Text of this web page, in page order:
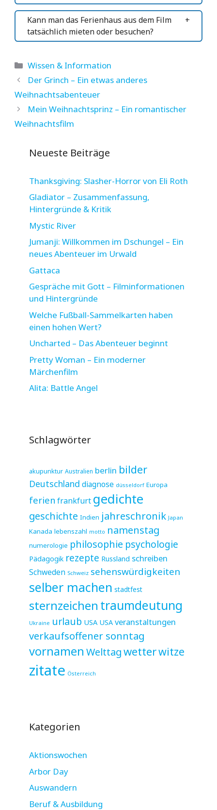
Kann man das Ferienhaus aus dem Film
tatsächlich mieten oder besuchen?
Kategorien
Wissen & Information
Der Grinch – Ein etwas anderes
Weihnachtsabenteuer
Mein Weihnachtsprinz – Ein romantischer
Weihnachtsfilm
Neueste Beiträge
Thanksgiving: Slasher-Horror von Eli Roth
Gladiator – Zusammenfassung,
Hintergründe & Kritik
Mystic River
Jumanji: Willkommen im Dschungel – Ein
neues Abenteuer im Urwald
Gattaca
Gespräche mit Gott – Filminformationen
und Hintergründe
Welche Fußball-Sammelkarten haben
einen hohen Wert?
Uncharted – Das Abenteuer beginnt
Pretty Woman – Ein moderner
Märchenfilm
Alita: Battle Angel
Schlagwörter
akupunktur Australien berlin bilder
Deutschland diagnose düsseldorf Europa
ferien frankfurt gedichte
geschichte Indien jahreschronik Japan
Kanada lebenszahl motto namenstag
numerologie philosophie psychologie
Pädagogik rezepte Russland schreiben
Schweden Schweiz sehenswürdigkeiten
selber machen stadtfest
sternzeichen traumdeutung
Ukraine urlaub USA USA veranstaltungen
verkaufsoffener sonntag
vornamen Welttagwetterwitze
zitate Österreich
Kategorien
Aktionswochen
Arbor Day
Auswandern
Beruf & Ausbildung